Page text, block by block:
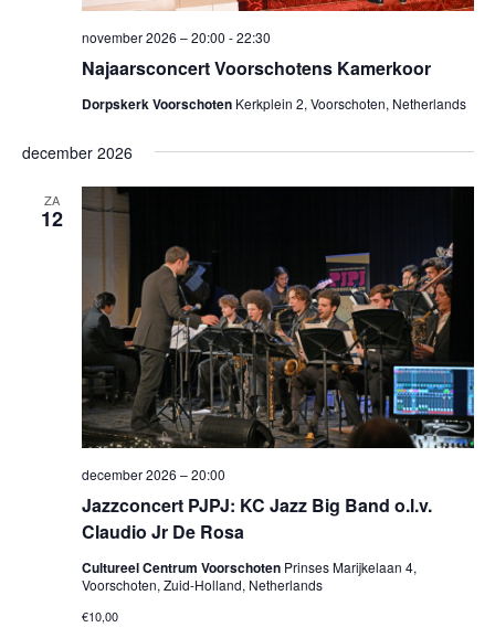
Najaarsconcert Voorschotens Kamerkoor
november 2026 – 20:00 -22:30
Dorpskerk Voorschoten Kerkplein 2, Voorschoten, Netherlands
december 2026
ZA
12
Jazzconcert PJPJ: KC Jazz Big Band o.l.v.
Claudio Jr De Rosa
december 2026 – 20:00
Cultureel Centrum Voorschoten Prinses Marijkelaan 4,
Voorschoten, Zuid-Holland, Netherlands
€10,00